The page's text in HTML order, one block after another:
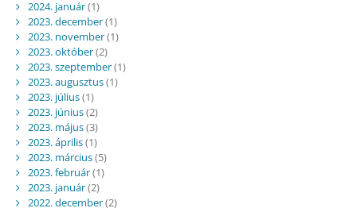
2024. január(1)
2023. december(1)
2023. november(1)
2023. október(2)
2023. szeptember(1)
2023. augusztus(1)
2023. július(1)
2023. június(2)
2023. május(3)
2023. április(1)
2023. március(5)
2023. február(1)
2023. január(2)
2022. december(2)